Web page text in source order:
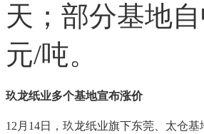
天；部分基地
元/吨。
玖龙纸业多个基地宣布涨价
12月14日，玖龙纸业旗下东莞、太仓